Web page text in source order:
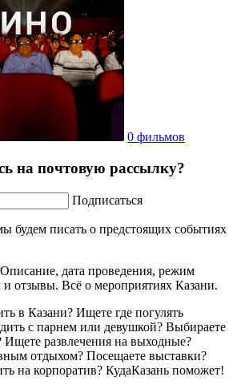
0 фильмов
на почтовую рассылку?
Подписаться
будем писать о предстоящих событиях
дата проведения, режим
отзывы. Всё о мероприятиях Казани.
в Казани? Ищете где погулять
с парнем или девушкой? Выбираете
Ищете развлечения на выходные?
отдыхом? Посещаете выставки?
на корпоратив? КудаКазань поможет!